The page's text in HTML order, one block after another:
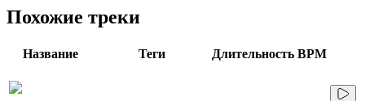
Похожие треки
Название Теги Длительность BPM